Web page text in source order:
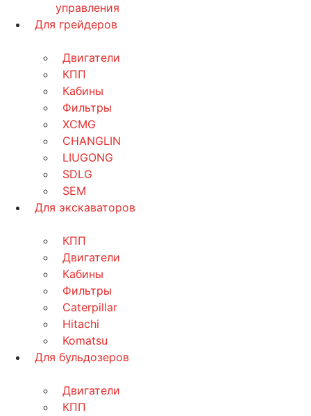
управления
Для грейдеров
Двигатели
КПП
Кабины
Фильтры
XCMG
CHANGLIN
LIUGONG
SDLG
SEM
Для экскаваторов
КПП
Двигатели
Кабины
Фильтры
Caterpillar
Hitachi
Komatsu
Для бульдозеров
Двигатели
КПП